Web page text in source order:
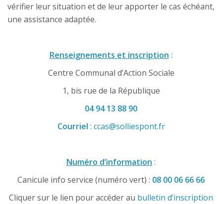
vérifier leur situation et de leur apporter le cas échéant,
une assistance adaptée.
Renseignements et inscription :
Centre Communal d’Action Sociale
1, bis rue de la République
04 94 13 88 90
Courriel : ccas@solliespont.fr
Numéro d’information :
Canicule info service (numéro vert) : 08 00 06 66 66
Cliquer sur le lien pour accéder au bulletin d’inscription